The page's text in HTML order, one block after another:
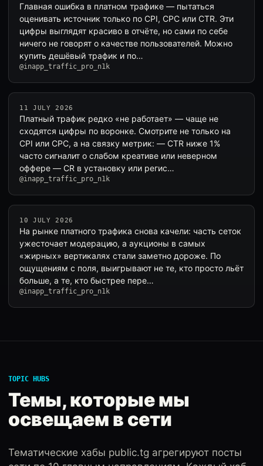
Главная ошибка в платном трафике — пытаться
оценивать источник только по CPI, CPC или CTR. Эти
цифры выглядят красиво в отчёте, но сами по себе
ничего не говорят о качестве пользователей. Можно
купить дешёвый трафик и по…
@inapp_traffic_pro_n1k
11 JULY 2026
Платный трафик редко «не работает» — чаще не
сходятся цифры по воронке. Смотрите не только на
CPI или CPC, а на связку метрик: — CTR ниже 1%
часто сигналит о слабом креативе или неверном
оффере — CR в установку или регис…
@inapp_traffic_pro_n1k
10 JULY 2026
На рынке платного трафика снова качели: часть сеток
ужесточает модерацию, а аукционы в самых
«жирных» вертикалях стали заметно дороже. По
ощущениям с поля, выигрывают не те, кто просто льёт
больше, а те, кто быстрее пере…
@inapp_traffic_pro_n1k
TOPIC HUBS
Темы, которые мы
освещаем в сети
Тематические хабы public.tg агрегируют посты